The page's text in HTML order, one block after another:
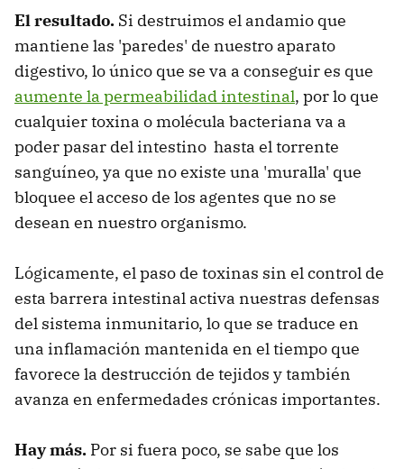
El resultado. Si destruimos el andamio que
mantiene las 'paredes' de nuestro aparato
digestivo, lo único que se va a conseguir es que
aumente la permeabilidad intestinal, por lo que
cualquier toxina o molécula bacteriana va a
poder pasar del intestino hasta el torrente
sanguíneo, ya que no existe una 'muralla' que
bloquee el acceso de los agentes que no se
desean en nuestro organismo.
Lógicamente, el paso de toxinas sin el control de
esta barrera intestinal activa nuestras defensas
del sistema inmunitario, lo que se traduce en
una inflamación mantenida en el tiempo que
favorece la destrucción de tejidos y también
avanza en enfermedades crónicas importantes.
Hay más. Por si fuera poco, se sabe que los